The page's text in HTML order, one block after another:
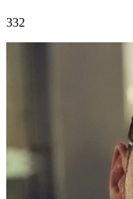
332